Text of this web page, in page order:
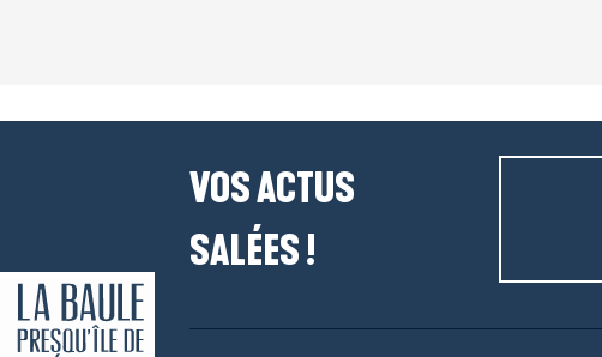
VOS ACTUS
SALÉES !